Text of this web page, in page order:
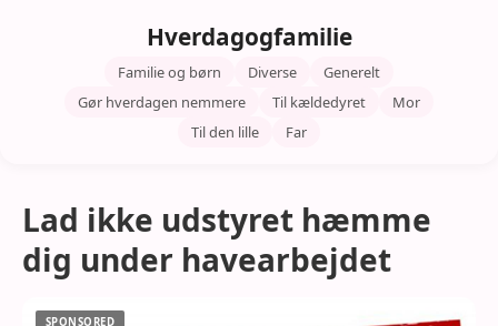
Hverdagogfamilie
Familie og børn Diverse
Generelt
Gør hverdagen nemmere
Til kældedyret
Mor
Til den lille
Far
Lad ikke udstyret hæmme
dig under havearbejdet